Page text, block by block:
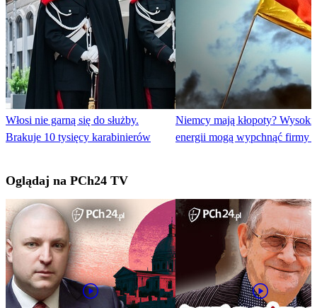
Włosi nie garną się do służby.
Brakuje 10 tysięcy karabinierów
Niemcy mają kłopoty?
energii mogą wypchnąć firmy
Oglądaj na PCh24 TV